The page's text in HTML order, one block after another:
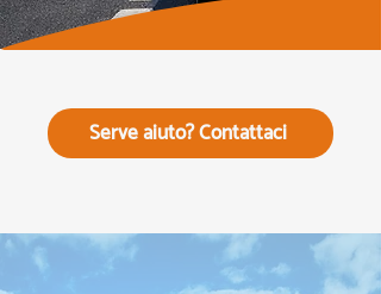
Serve aiuto? Contattaci